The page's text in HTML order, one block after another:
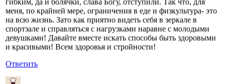
гибким, да и болячки, слава Богу, отступили. Так что, для
меня, по крайней мере, ограничения в еде и физкультура- это
на всю жизнь. Зато как приятно видеть себя в зеркале в
спортзале и справляться с нагрузками наравне с молодыми
девушками! Давайте вместе искать способы быть здоровыми
и красивыми! Всем здоровья и стройности!
Ответить